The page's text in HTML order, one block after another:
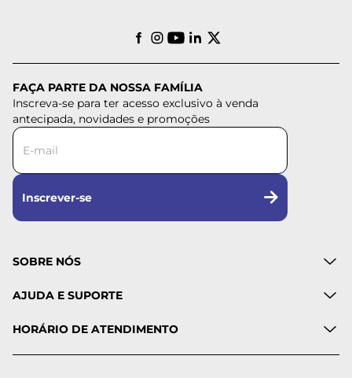
FAÇA PARTE DA NOSSA FAMÍLIA
Inscreva-se para ter acesso exclusivo à venda
antecipada, novidades e promoções
Inscrever-se
SOBRE NÓS
AJUDA E SUPORTE
HORÁRIO DE ATENDIMENTO